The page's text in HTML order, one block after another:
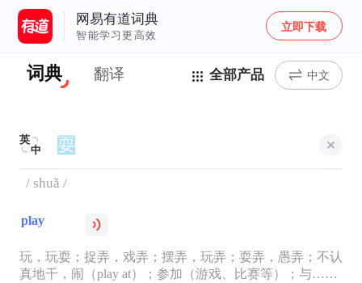
网易有道词典
智能学习更高效
立即下载
词典 翻译 全部产品 中文
英
中
/ shuǎ /
play
玩，玩耍；捉弄，戏弄；摆弄，玩弄；耍弄，愚弄；不认
真地干，闹（play at）；参加（游戏、比赛等）；与……